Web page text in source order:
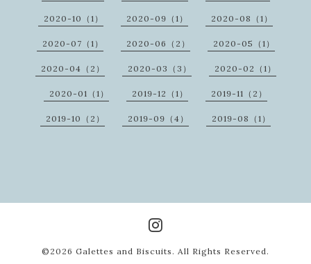
2020-10（1） 2020-09（1） 2020-08（1）
2020-07（1） 2020-06（2） 2020-05（1）
2020-04（2） 2020-03（3） 2020-02（1）
2020-01（1） 2019-12（1） 2019-11（2）
2019-10（2） 2019-09（4） 2019-08（1）
©2026 Galettes and Biscuits . All Rights Reserved.